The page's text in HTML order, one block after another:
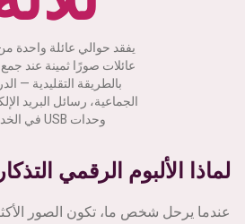
يفقد حوالي عائلة واحدة
عائلات صورًا ثمينة عند
بالطريقة التقليدية —
الجماعية، رسائل البريد
وحدات USB في الخدمة.
لماذا الألبوم الرقمي
عندما يرحل شخص ما، تكون الصور